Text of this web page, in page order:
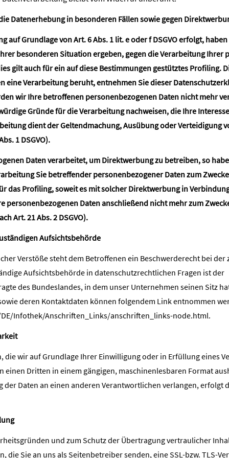
Datenerhebung in besonderen Fällen sowie gegen
auf Grundlage von Art. 6 Abs. 1 lit. e oder f DSGVO erfolgt,
besonderen Situation ergeben, gegen die Verarbeitung Ihrer
gilt auch für ein auf diese Bestimmungen gestütztes Profiling.
eine Verarbeitung beruht, entnehmen Sie dieser
wir Ihre betroffenen personenbezogenen Daten nicht mehr
Gründe für die Verarbeitung nachweisen, die Ihre
dient der Geltendmachung, Ausübung oder Verteidigung
1 DSGVO).
Daten verarbeitet, um Direktwerbung zu betreiben, so
Sie betreffender personenbezogener Daten zum
das Profiling, soweit es mit solcher Direktwerbung in
personenbezogenen Daten anschließend nicht mehr zum
Art. 21 Abs. 2 DSGVO).
Aufsichtsbehörde
Verstöße steht dem Betroffenen ein Beschwerderecht bei der
Aufsichtsbehörde in datenschutzrechtlichen Fragen ist der
des Bundeslandes, in dem unser Unternehmen seinen Sitz
deren Kontaktdaten können folgendem Link entnommen
Infothek/Anschriften_Links/anschriften_links-node.html.
die wir auf Grundlage Ihrer Einwilligung oder in Erfüllung eines
einen Dritten in einem gängigen, maschinenlesbaren Format
der Daten an einen anderen Verantwortlichen verlangen, erfolgt
und zum Schutz der Übertragung vertraulicher
die Sie an uns als Seitenbetreiber senden, eine SSL-bzw. TLS-